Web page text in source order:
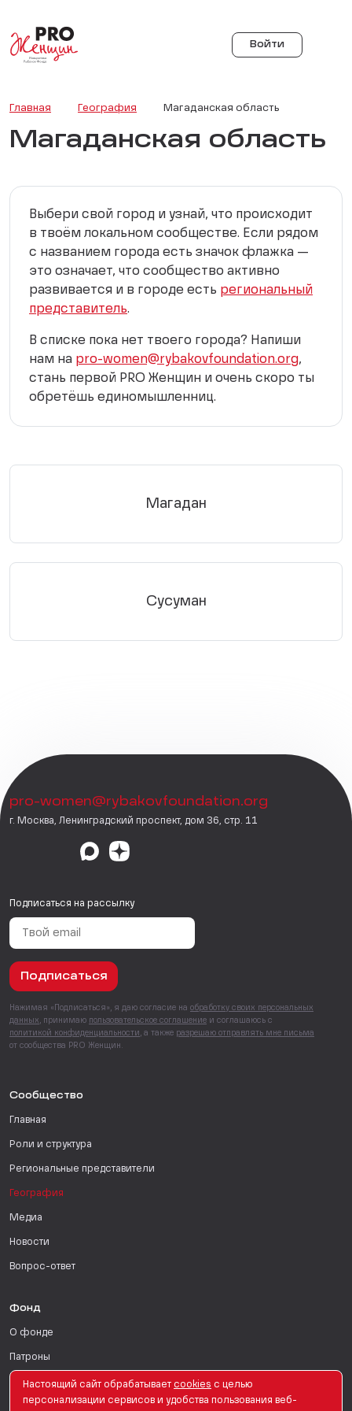
Войти
Главная География Магаданская область
Магаданская область
Выбери свой город и узнай, что происходит
в твоём локальном сообществе. Если рядом
с названием города есть значок флажка —
это означает, что сообщество активно
развивается и в городе есть региональный
представитель.
В списке пока нет твоего города? Напиши
нам на pro-women@rybakovfoundation.org,
стань первой PRO Женщин и очень скоро ты
обретёшь единомышленниц.
Магадан
Сусуман
pro-women@rybakovfoundation.org
г. Москва, Ленинградский проспект, дом 36, стр. 11
Подписаться на рассылку
Подписаться
Нажимая «Подписаться», я даю согласие на обработку своих персональных
данных , принимаю пользовательское соглашение и соглашаюсь с
политикой конфиденциальности , а также разрешаю отправлять мне письма
от сообщества PRO Женщин.
Сообщество
Главная
Роли и структура
Региональные представители
География
Медиа
Новости
Вопрос-ответ
Фонд
О фонде
Патроны
Поддержать
Для СМИ
Настоящий сайт обрабатывает сookies с целью
персонализации сервисов и удобства пользования веб-